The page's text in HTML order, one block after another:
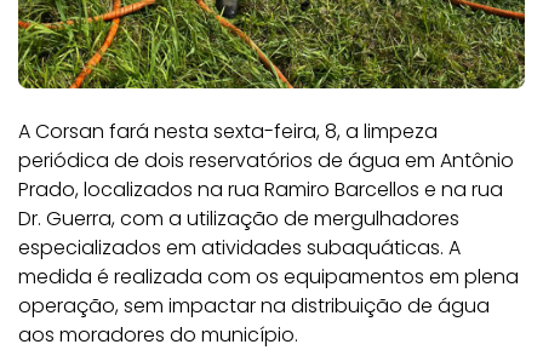
A Corsan fará nesta sexta-feira, 8, a limpeza
periódica de dois reservatórios de água em Antônio
Prado, localizados na rua Ramiro Barcellos e na rua
Dr. Guerra, com a utilização de mergulhadores
especializados em atividades subaquáticas. A
medida é realizada com os equipamentos em plena
operação, sem impactar na distribuição de água
aos moradores do município.